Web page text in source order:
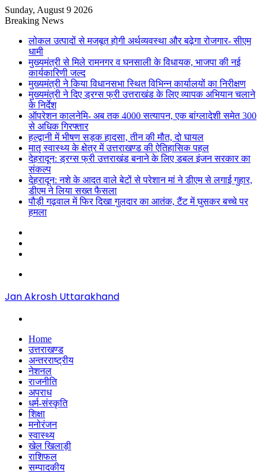
Sunday, August 9 2026
Breaking News
लोकल उत्पादों से मजबूत होगी अर्थव्यवस्था और बढ़ेगा रोजगार- सीएम
धामी
मुख्यमंत्री से मिले रामनगर व घनसाली के विधायक, भाजपा की नई
कार्यकारिणी जल्द
मुख्यमंत्री ने किया विधानसभा स्थित विभिन्न कार्यालयों का निरीक्षण
मुख्यमंत्री ने दिए ड्रग्स फ्री उत्तराखंड के लिए व्यापक अभियान चलाने
के निर्देश
ऑपरेशन कालनेमि- अब तक 4000 सत्यापन, एक बांग्लादेशी समेत 300
से अधिक गिरफ्तार
हल्द्वानी में भीषण सड़क हादसा, तीन की मौत, दो घायल
मातृ स्वास्थ्य के क्षेत्र में उत्तराखण्ड की ऐतिहासिक पहल
देहरादून: ड्रग्स फ्री उत्तराखंड बनाने के लिए डबल इंजन सरकार का
संकल्प
देहरादून: नशे के आदत वाले बेटों से परेशान मां ने डीएम से लगाई गुहार,
डीएम ने लिया सख्त फैसला
पौड़ी गढ़वाल में फिर दिखा गुलदार का आतंक, टैंट में घुसकर बच्चे पर
हमला
Jan Akrosh Uttarakhand
Home
उत्तराखण्ड
अन्तरराष्ट्रीय
नेशनल
राजनीति
अपराध
धर्म-संस्कृति
शिक्षा
मनोरंजन
स्वास्थ्य
खेल खिलाड़ी
राशिफल
सम्पादकीय